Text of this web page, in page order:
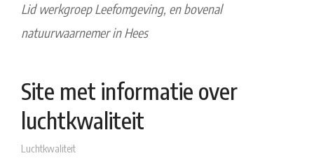
Lid werkgroep Leefomgeving, en bovenal
natuurwaarnemer in Hees
Site met informatie over
luchtkwaliteit
Luchtkwaliteit